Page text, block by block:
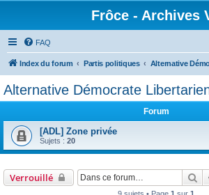
Frôce - Archives
FAQ
Index du forum Partis politiques Alternative
Alternative Démocrate
Forum
[ADL] Zone privée
Sujets : 20
Verrouillé